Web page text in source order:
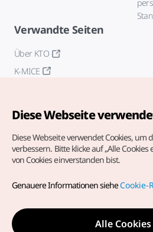
Verwandte Seiten
Über KTO
K-MICE
vorbehalten.
dieoffizielle E-Mail-Adresse
german@knto.or.kr
Diese Webseite
Diese Webseite verwendet Cookies,
verbessern. Bitte klicke auf „Alle
von Cookies einverstanden bist.
Genauere Informationen sieheCookie-
Alle